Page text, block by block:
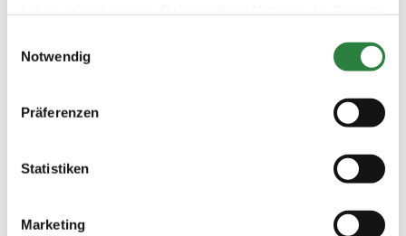
Notwendig
Präferenzen
Statistiken
Marketing
Mit herzlichen Grüßen
Vorsitzende der Persönlichen Mitglieder und
